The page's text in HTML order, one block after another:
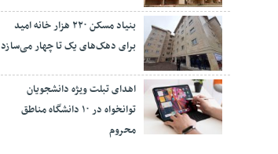
بنیاد مسکن ۲۲۰ هزار خانه امید
برای دهک‌های یک تا چهار می‌سازد
اهدای تبلت ویژه دانشجویان
توانخواه در ۱۰ دانشگاه مناطق
محروم